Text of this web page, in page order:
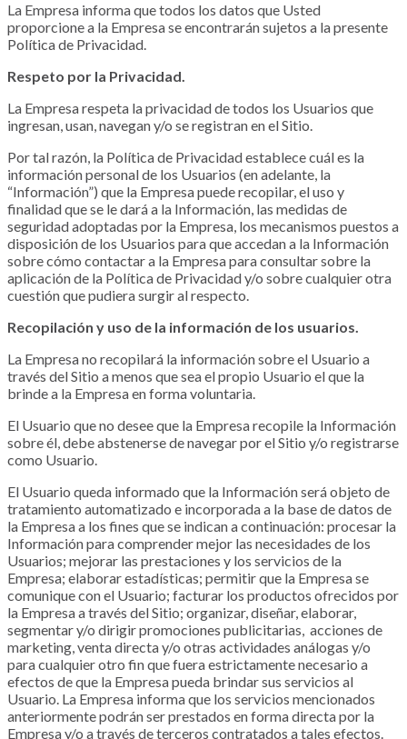
La Empresa informa que todos los datos que Usted
proporcione a la Empresa se encontrarán sujetos a la presente
Política de Privacidad.
Respeto por la Privacidad.
La Empresa respeta la privacidad de todos los Usuarios que
ingresan, usan, navegan y/o se registran en el Sitio.
Por tal razón, la Política de Privacidad establece cuál es la
información personal de los Usuarios (en adelante, la
“Información”) que la Empresa puede recopilar, el uso y
finalidad que se le dará a la Información, las medidas de
seguridad adoptadas por la Empresa, los mecanismos puestos a
disposición de los Usuarios para que accedan a la Información
sobre cómo contactar a la Empresa para consultar sobre la
aplicación de la Política de Privacidad y/o sobre cualquier otra
cuestión que pudiera surgir al respecto.
Recopilación y uso de la información de los usuarios.
La Empresa no recopilará la información sobre el Usuario a
través del Sitio a menos que sea el propio Usuario el que la
brinde a la Empresa en forma voluntaria.
El Usuario que no desee que la Empresa recopile la Información
sobre él, debe abstenerse de navegar por el Sitio y/o registrarse
como Usuario.
El Usuario queda informado que la Información será objeto de
tratamiento automatizado e incorporada a la base de datos de
la Empresa a los fines que se indican a continuación: procesar la
Información para comprender mejor las necesidades de los
Usuarios; mejorar las prestaciones y los servicios de la
Empresa; elaborar estadísticas; permitir que la Empresa se
comunique con el Usuario; facturar los productos ofrecidos por
la Empresa a través del Sitio; organizar, diseñar, elaborar,
segmentar y/o dirigir promociones publicitarias, acciones de
marketing, venta directa y/o otras actividades análogas y/o
para cualquier otro fin que fuera estrictamente necesario a
efectos de que la Empresa pueda brindar sus servicios al
Usuario. La Empresa informa que los servicios mencionados
anteriormente podrán ser prestados en forma directa por la
Empresa y/o a través de terceros contratados a tales efectos.